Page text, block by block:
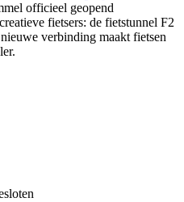
officieel geopend
fietsers: de fietstunnel F2
verbinding maakt fietsen